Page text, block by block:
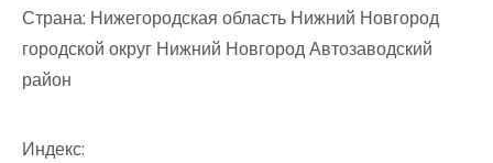
Страна: Нижегородская область Нижний Новгород
городской округ Нижний Новгород Автозаводский
район
Индекс: